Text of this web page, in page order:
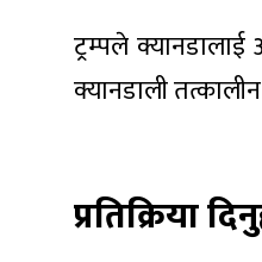
ट्रम्पले
क्यानडाली
प्रतिक्रिया